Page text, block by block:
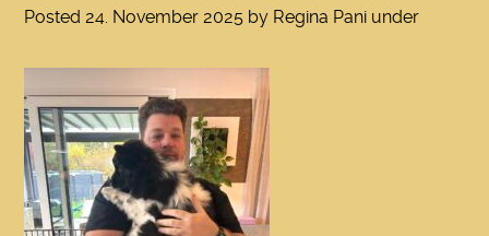
Posted 24. November 2025 by Regina Pani under